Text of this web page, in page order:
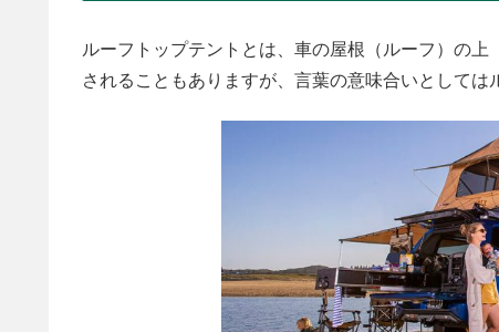
ルーフトップテントとは、車の屋根（ルーフ）の
されることもありますが、言葉の意味合いとしては